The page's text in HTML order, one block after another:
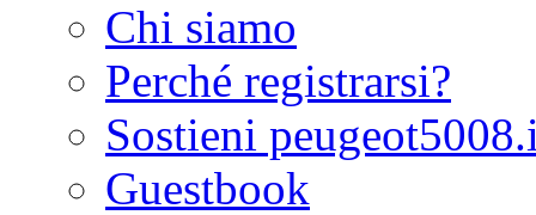
Chi siamo
Perché registrarsi?
Sostieni
Guestbook